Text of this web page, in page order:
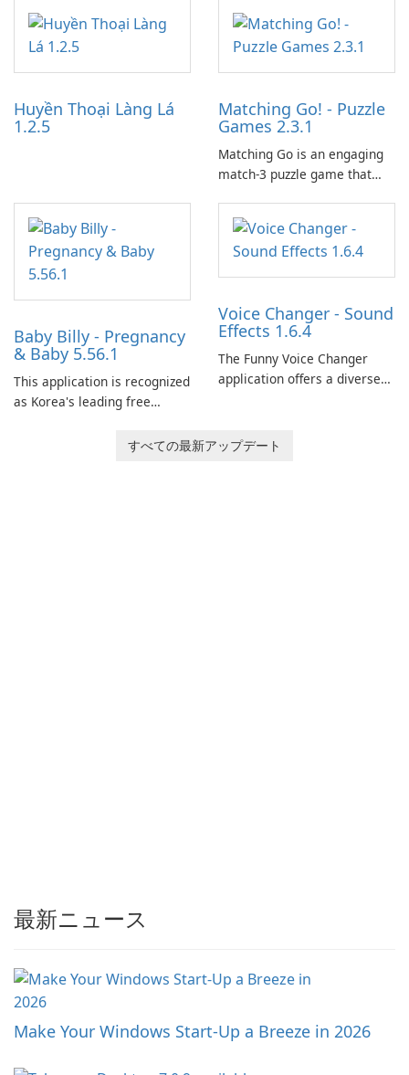
work through built-in brand
partnerships and integrated
tools for content distribution
and audience engagement.
Huyền Thoại Làng Lá
1.2.5
Matching Go! - Puzzle
Games 2.3.1
Matching Go is an engaging
match-3 puzzle game that
and her charming corgi,
Ollie, on an adventurous
journey across diverse
landscapes.
Baby Billy - Pregnancy
& Baby 5.56.1
This application is recognized
as Korea's leading free
baby tracking, offering
Voice Changer - Sound
Effects 1.6.4
The Funny Voice Changer
application offers a diverse
users with robust
すべての最新アップデート
最新ニュース
Make Your Windows Start-Up a Breeze in 2026